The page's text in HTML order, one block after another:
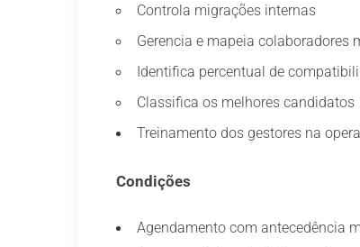
Controla migrações internas
Gerencia e mapeia colaboradores
Identifica percentual de
Classifica os melhores candidatos
Treinamento dos gestores na
Condições
Agendamento com antecedência